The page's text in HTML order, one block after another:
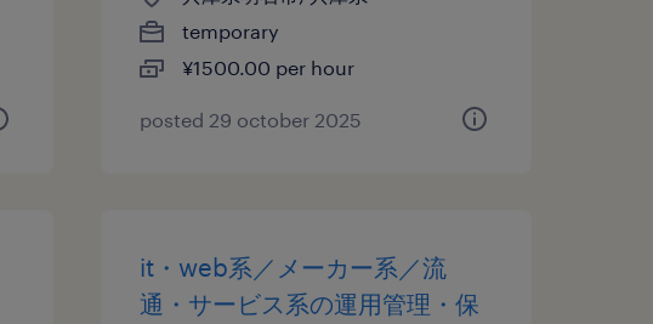
temporary
¥1500.00 per hour
posted 29 october 2025
it・web系／メーカー系／流
通・サービス系の運用管理・保